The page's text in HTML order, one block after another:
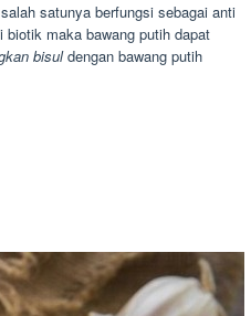
satunya berfungsi sebagai anti
maka bawang putih dapat
bisuldengan bawang putih